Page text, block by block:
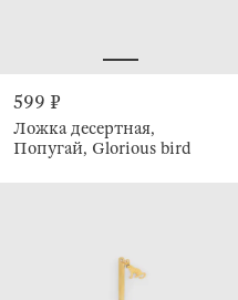
599 ₽
Ложка десертная,
Попугай, Glorious bird